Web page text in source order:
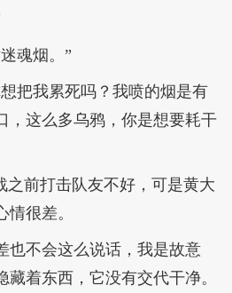
魂烟。”
把我累死吗？我喷的烟是有
，这么多乌鸦，你是想要耗干
之前打击队友不好，可是黄大
很差。
也不会这么说话，我是故意
着东西，它没有交代干净。